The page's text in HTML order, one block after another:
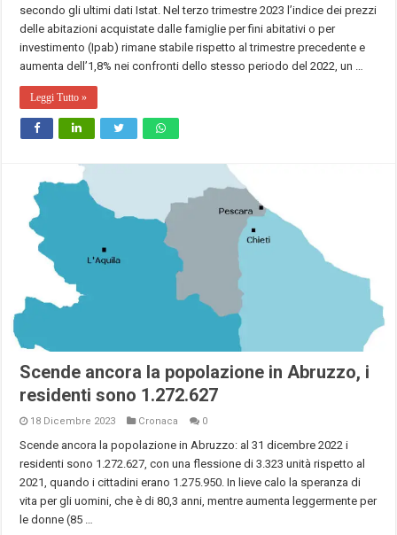
secondo gli ultimi dati Istat. Nel terzo trimestre 2023 l’indice dei prezzi
delle abitazioni acquistate dalle famiglie per fini abitativi o per
investimento (Ipab) rimane stabile rispetto al trimestre precedente e
aumenta dell’1,8% nei confronti dello stesso periodo del 2022, un …
Leggi Tutto »
Scende ancora la popolazione in Abruzzo, i
residenti sono 1.272.627
18 Dicembre 2023 Cronaca 0
Scende ancora la popolazione in Abruzzo: al 31 dicembre 2022 i
residenti sono 1.272.627, con una flessione di 3.323 unità rispetto al
2021, quando i cittadini erano 1.275.950. In lieve calo la speranza di
vita per gli uomini, che è di 80,3 anni, mentre aumenta leggermente per
le donne (85 …